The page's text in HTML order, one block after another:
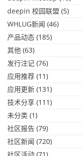
deepin 校园联盟 (5)
WHLUG新闻 (46)
产品动态 (185)
其他 (63)
发行注记 (76)
应用推荐 (11)
应用更新 (131)
技术分享 (111)
未分类 (1)
社区报告 (79)
社区新闻 (720)